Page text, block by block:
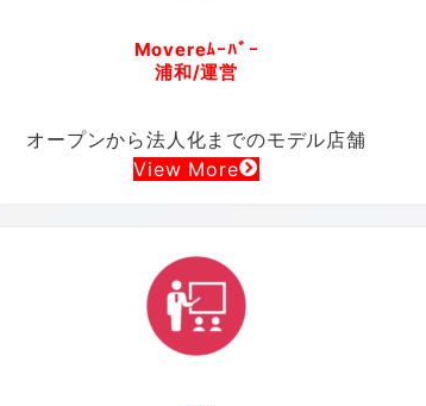
Movereﾑｰﾊﾞｰ
浦和/運営
オープンから法人化までのモデル店舗
View More